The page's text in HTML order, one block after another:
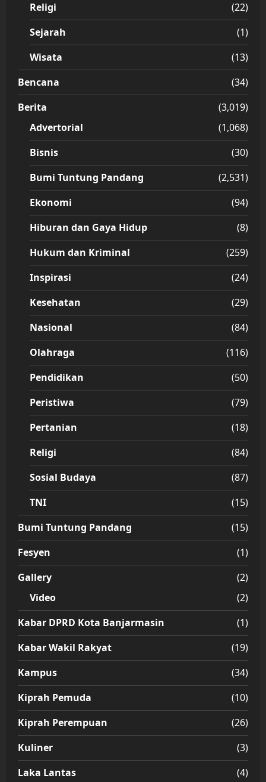
Religi
(22)
Sejarah
(1)
Wisata
(13)
Bencana
(34)
Berita
(3,019)
Advertorial
(1,068)
Bisnis
(30)
Bumi Tuntung Pandang
(2,531)
Ekonomi
(94)
Hiburan dan Gaya Hidup
(8)
Hukum dan Kriminal
(259)
Inspirasi
(24)
Kesehatan
(29)
Nasional
(84)
Olahraga
(116)
Pendidikan
(50)
Peristiwa
(79)
Pertanian
(18)
Religi
(84)
Sosial Budaya
(87)
TNI
(15)
Bumi Tuntung Pandang
(15)
Fesyen
(1)
Gallery
(2)
Video
(2)
Kabar DPRD Kota Banjarmasin
(1)
Kabar Wakil Rakyat
(19)
Kampus
(34)
Kiprah Pemuda
(10)
Kiprah Perempuan
(26)
Kuliner
(3)
Laka Lantas
(4)